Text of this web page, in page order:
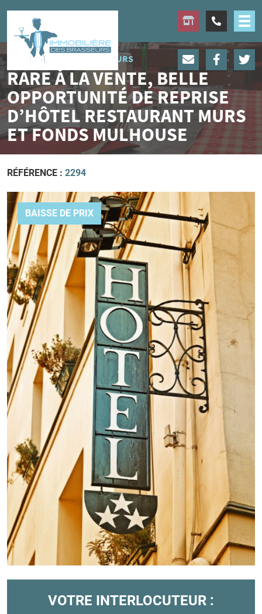
IMMOBILIÈRE DES BRASSEURS
RARE À LA VENTE, BELLE
OPPORTUNITÉ DE REPRISE
D’HÔTEL RESTAURANT MURS
ET FONDS MULHOUSE
RÉFÉRENCE : 2294
BAISSE DE PRIX
VOTRE INTERLOCUTEUR :